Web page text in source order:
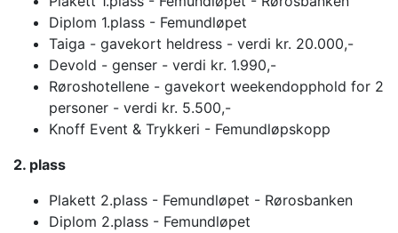
Diplom 1.plass - Femundløpet
Taiga - gavekort heldress - verdi kr. 20.000,-
Devold - genser - verdi kr. 1.990,-
Røroshotellene - gavekort weekendopphold for 2
personer - verdi kr. 5.500,-
Knoff Event & Trykkeri - Femundløpskopp
2. plass
Plakett 2.plass - Femundløpet - Rørosbanken
Diplom 2.plass - Femundløpet